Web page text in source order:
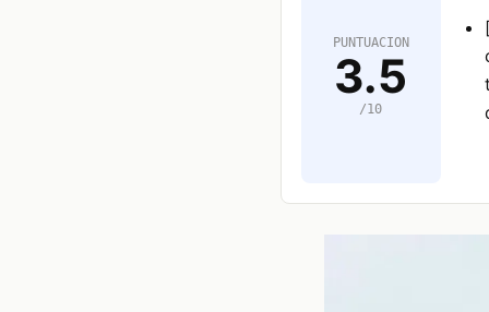
PUNTUACION
3.5
/10